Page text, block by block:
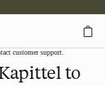
customer support.
to